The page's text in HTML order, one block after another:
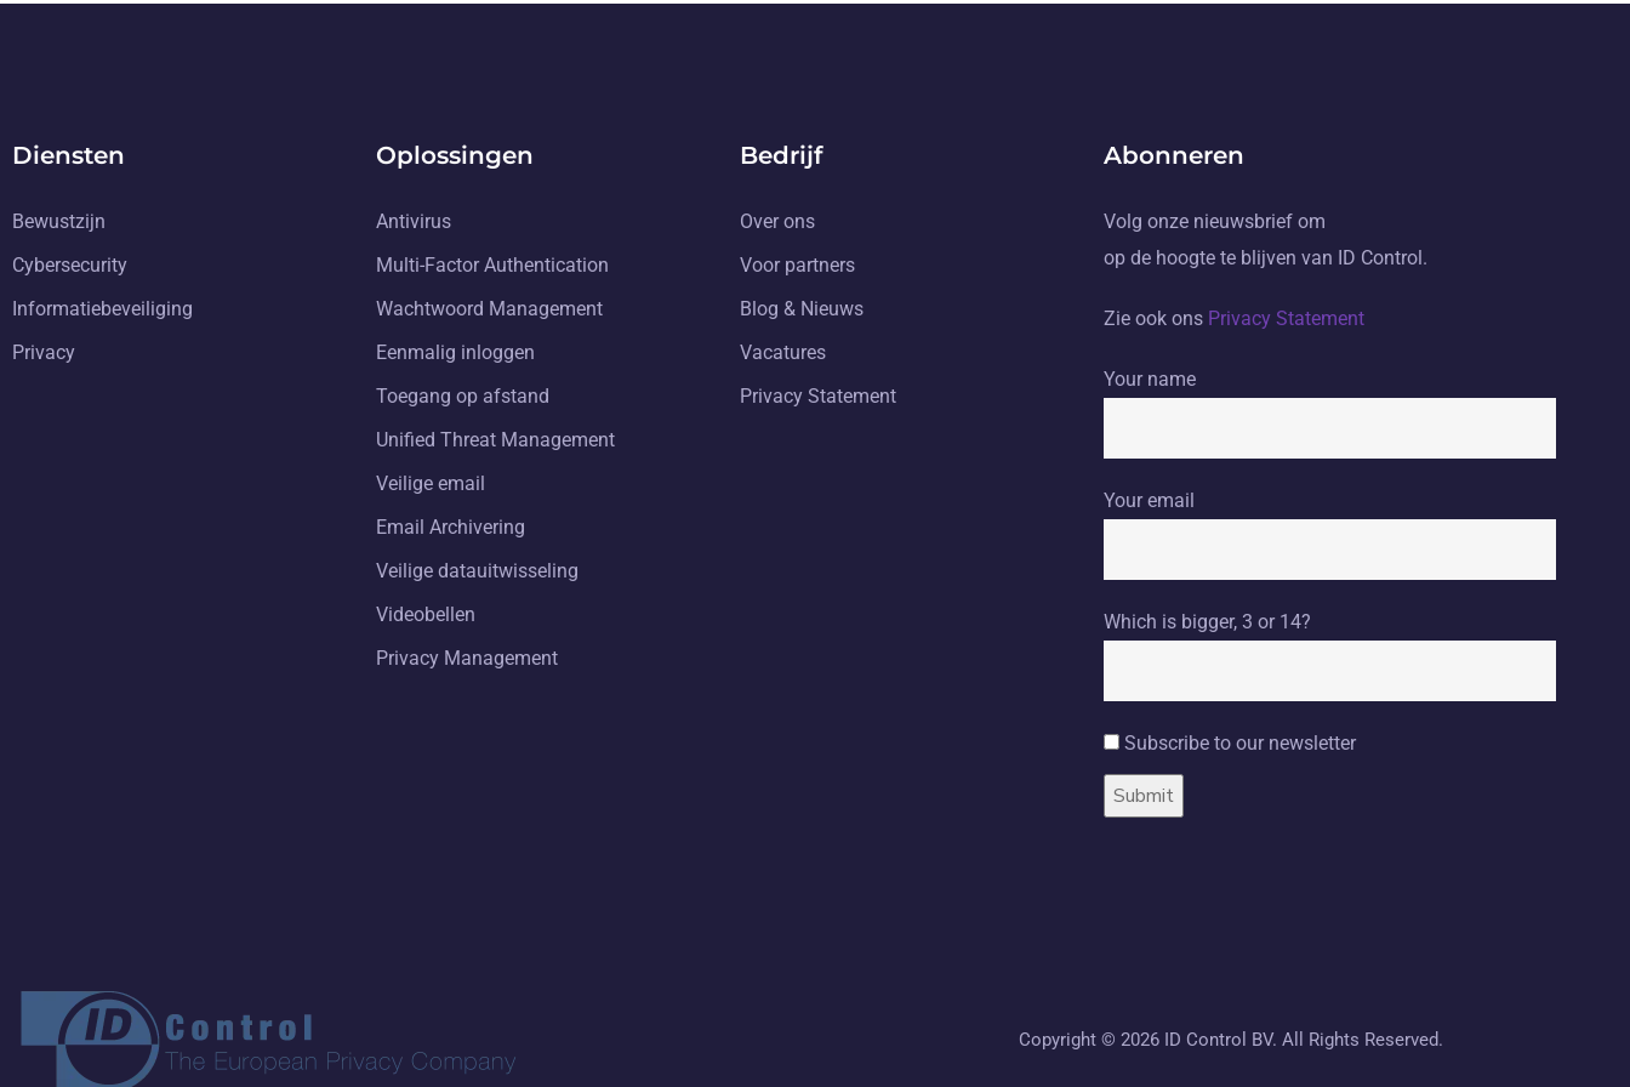
Diensten
Bewustzijn
Cybersecurity
Informatiebeveiliging
Privacy
Oplossingen
Antivirus
Multi-Factor Authentication
Wachtwoord Management
Eenmalig inloggen
Toegang op afstand
Unified Threat Management
Veilige email
Email Archivering
Veilige datauitwisseling
Videobellen
Privacy Management
Bedrijf
Over ons
Voor partners
Blog & Nieuws
Vacatures
Privacy Statement
Abonneren
Volg onze nieuwsbrief om
op de hoogte te blijven van ID Control.
Zie ook ons Privacy Statement
Your name
Your email
Which is bigger, 3 or 14?
Subscribe to our newsletter
Copyright © 2026 ID Control BV. All Rights Reserved.